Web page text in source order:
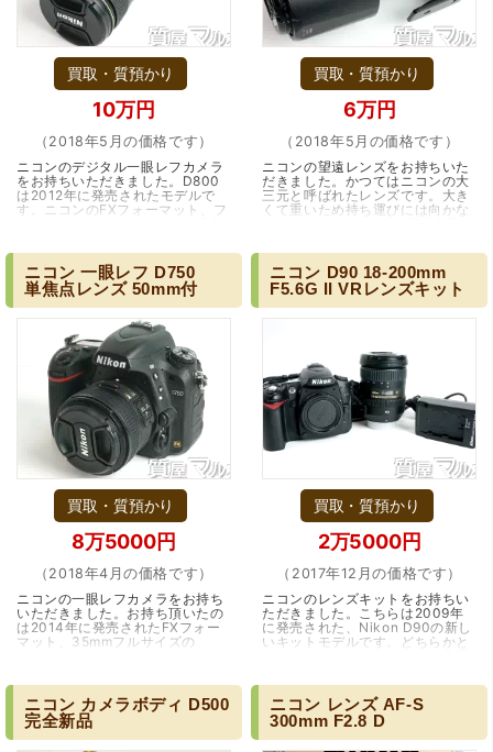
買取・質預かり
10万円
（2018年5月の価格です）
ニコンのデジタル一眼レフカメラ
をお持ちいただきました。D800
は2012年に発売されたモデルで
す。ニコンのFXフォーマット、フ
3630万画素を搭載して…（兵庫・
伊丹市）
買取・質預かり
6万円
（2018年5月の価格です）
ニコンの望遠レンズをお持ちいた
だきました。かつてはニコンの大
三元と呼ばれたレンズです。大き
くて重いため持ち運びには向かな
が、70-200mm…（大阪・吹田
市）
ニコン 一眼レフ D750
単焦点レンズ50mm付
買取・質預かり
8万5000円
（2018年4月の価格です）
ニコンの一眼レフカメラをお持ち
いただきました。お持ち頂いたの
は2014年に発売されたFXフォー
マット、35mmフルサイズの
たはハイアマチュア向け…（大
阪・吹田市）
ニコン D90 18-200mm
F5.6G II VRレンズキット
買取・質預かり
2万5000円
（2017年12月の価格です）
ニコンのレンズキットをお持ちい
ただきました。こちらは2009年
に発売された、Nikon D90の新し
いキットモデルです。どちらかと
ジに比べると格段…（大阪・池田
市）
ニコン カメラボディ D500
完全新品
ニコン レンズAF-S
300mm F2.8 D